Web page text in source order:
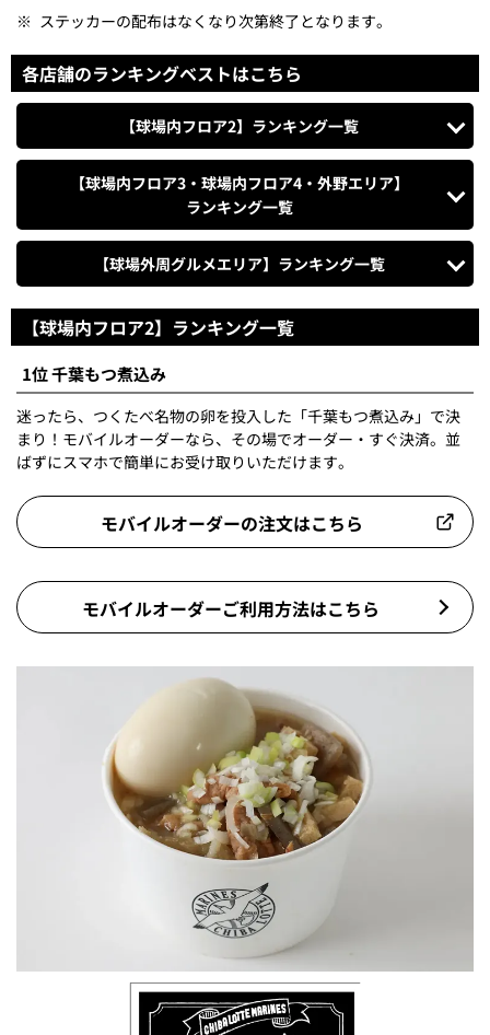
※ ステッカーの配布はなくなり次第終了となります。
各店舗のランキングベストはこちら
【球場内フロア2】 ランキング一覧
【球場内フロア3・球場内フロア4 ・外野エリア】
ランキング一覧
【球場外周グルメエリア】 ランキング一覧
【球場内フロア2】ランキング一覧
1位 千葉もつ煮込み
迷ったら、つくたべ名物の卵を投入した「千葉もつ煮込み」で決
まり！モバイルオーダーなら、その場でオーダー・すぐ決済。並
ばずにスマホで簡単にお受け取りいただけます。
モバイルオーダーの注文はこちら
モバイルオーダーご利用方法はこちら